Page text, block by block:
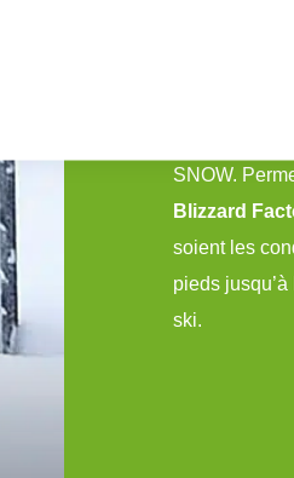
Située en
Obertsaufen
SNOW.
Blizzard
soient les
pieds
ski.